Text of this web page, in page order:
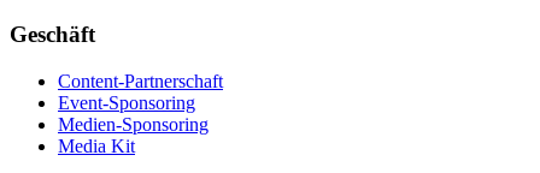
Geschäft
Content-Partnerschaft
Event-Sponsoring
Medien-Sponsoring
Media Kit